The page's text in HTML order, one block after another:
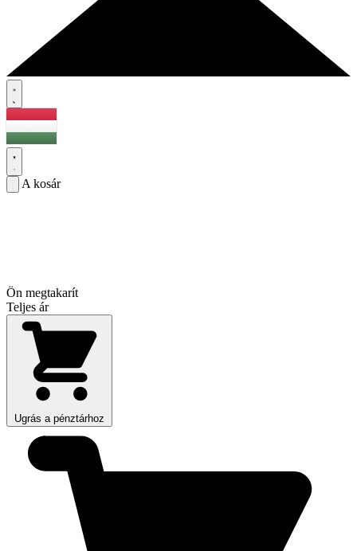
A kosár
Ön megtakarít
Teljes ár
Ugrás a pénztárhoz